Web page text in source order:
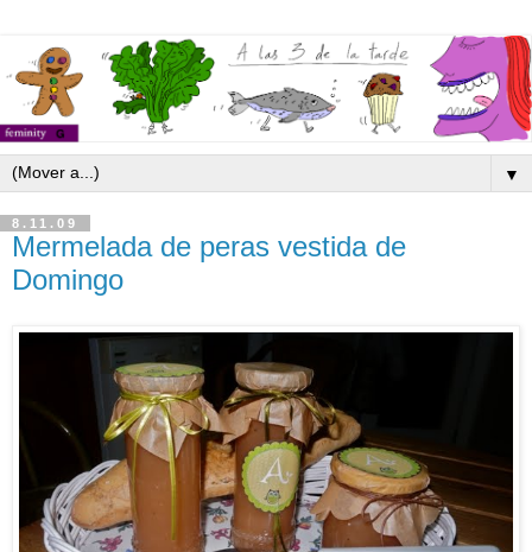
▼
8.11.09
Mermelada de peras vestida de
Domingo